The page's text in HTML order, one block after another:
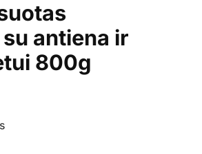
antiena ir
800g